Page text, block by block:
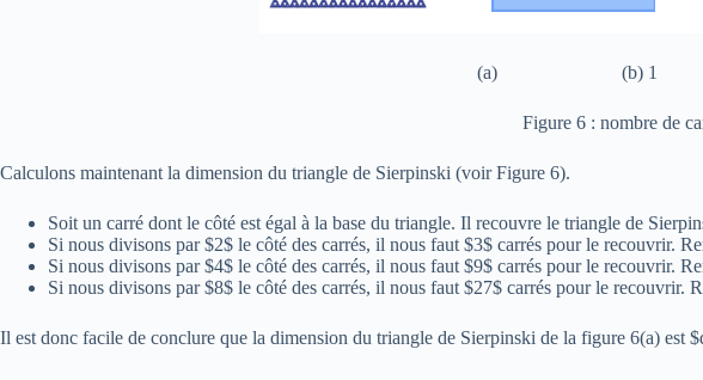
(a) (b) 1
Figure 6 : nombre de
Calculons maintenant la dimension du triangle de Sierpinski (voir Figure 6).
Soit un carré dont le côté est égal à la base du triangle. Il recouvre le triangle de
Si nous divisons par $2$ le côté des carrés, il nous faut $3$ carrés pour le
Si nous divisons par $4$ le côté des carrés, il nous faut $9$ carrés pour le
Si nous divisons par $8$ le côté des carrés, il nous faut $27$ carrés pour le
Il est donc facile de conclure que la dimension du triangle de Sierpinski de la figure 6(a)